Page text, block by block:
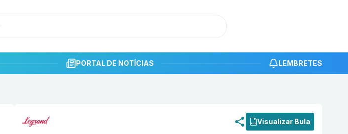
PORTAL DE NOTÍCIAS LEMBRETES
Visualizar Bula